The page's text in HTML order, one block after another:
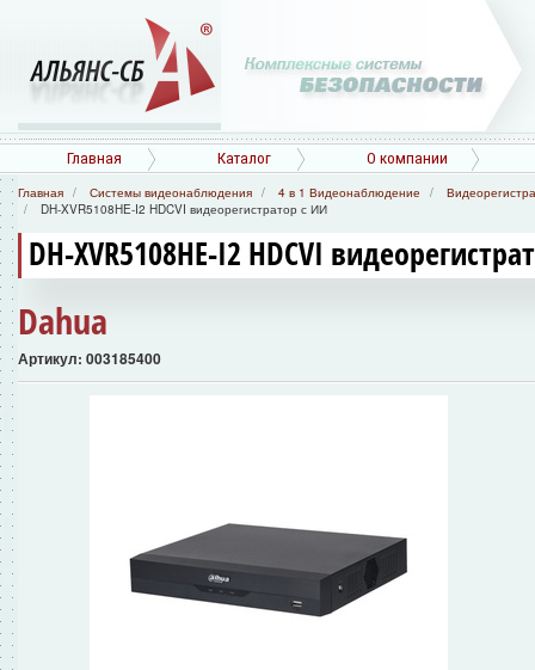
Главная Каталог О компании
Главная Системы видеонаблюдения 4 в 1 Видеонаблюдение
DH-XVR5108HE-I2 HDCVI видеорегистратор с ИИ
DH-XVR5108HE-I2 HDCVI
Dahua
Артикул: 003185400